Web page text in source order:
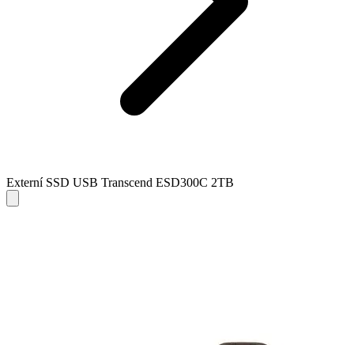
Externí SSD USB Transcend ESD300C 2TB